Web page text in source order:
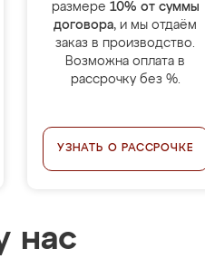
размере 10% от суммы
договора, и мы отдаём
заказ в производство.
Возможна оплата в
рассрочку без %.
УЗНАТЬ О РАССРОЧКЕ
нас